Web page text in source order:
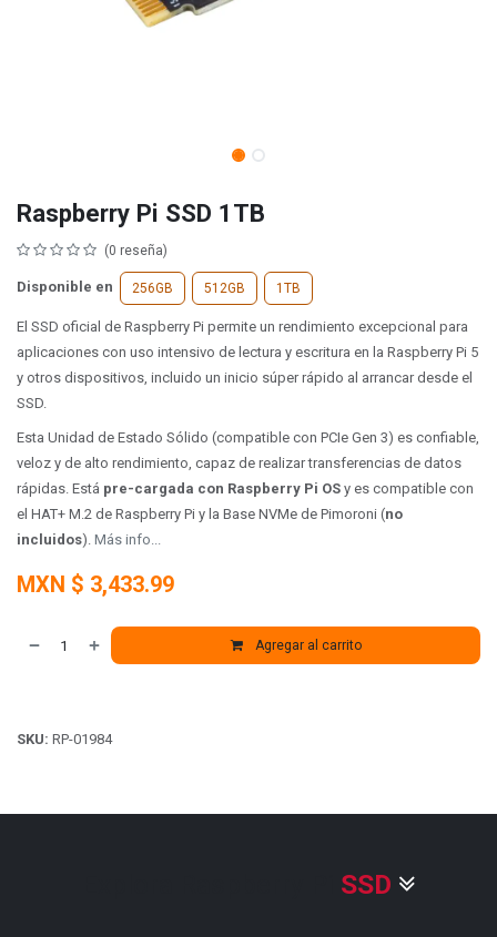
Raspberry Pi SSD 1TB
(0 reseña)
Disponible en 256GB 512GB 1TB
El SSD oficial de Raspberry Pi permite un rendimiento excepcional para
aplicaciones con uso intensivo de lectura y escritura en la Raspberry Pi 5
y otros dispositivos, incluido un inicio súper rápido al arrancar desde el
SSD.
Esta Unidad de Estado Sólido (compatible con PCIe Gen 3) es confiable,
veloz y de alto rendimiento, capaz de realizar transferencias de datos
rápidas. Está pre-cargada con Raspberry Pi OS y es compatible con
el HAT+ M.2 de Raspberry Pi y la Base NVMe de Pimoroni (no
incluidos). Más info...
MXN $ 3,433.99
Agregar al carrito
SKU: RP-01984
SSD